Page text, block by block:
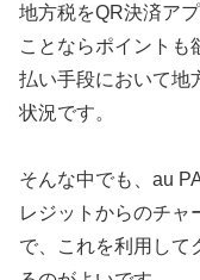
地方税をQR決済ア
ことならポイントも
払い手段において地
状況です。
そんな中でも、au
レジットからのチャ
で、これを利用して